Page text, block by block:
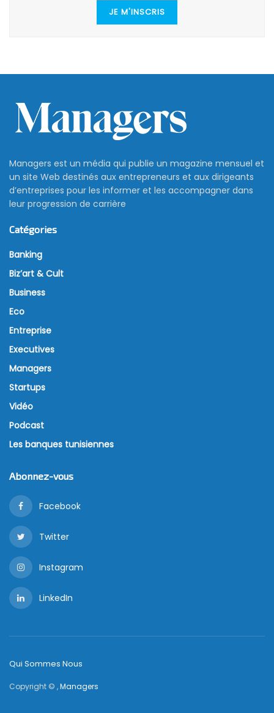
JE M'INSCRIS
Managers est un média qui publie un magazine mensuel et
un site Web destinés aux entrepreneurs et aux dirigeants
d’entreprises pour les informer et les accompagner dans
leur progression de carrière
Catégories
Banking
Biz’art & Cult
Business
Eco
Entreprise
Executives
Managers
Startups
Vidéo
Podcast
Les banques tunisiennes
Abonnez-vous
Facebook
Twitter
Instagram
LinkedIn
Qui Sommes Nous
Copyright © ,Managers